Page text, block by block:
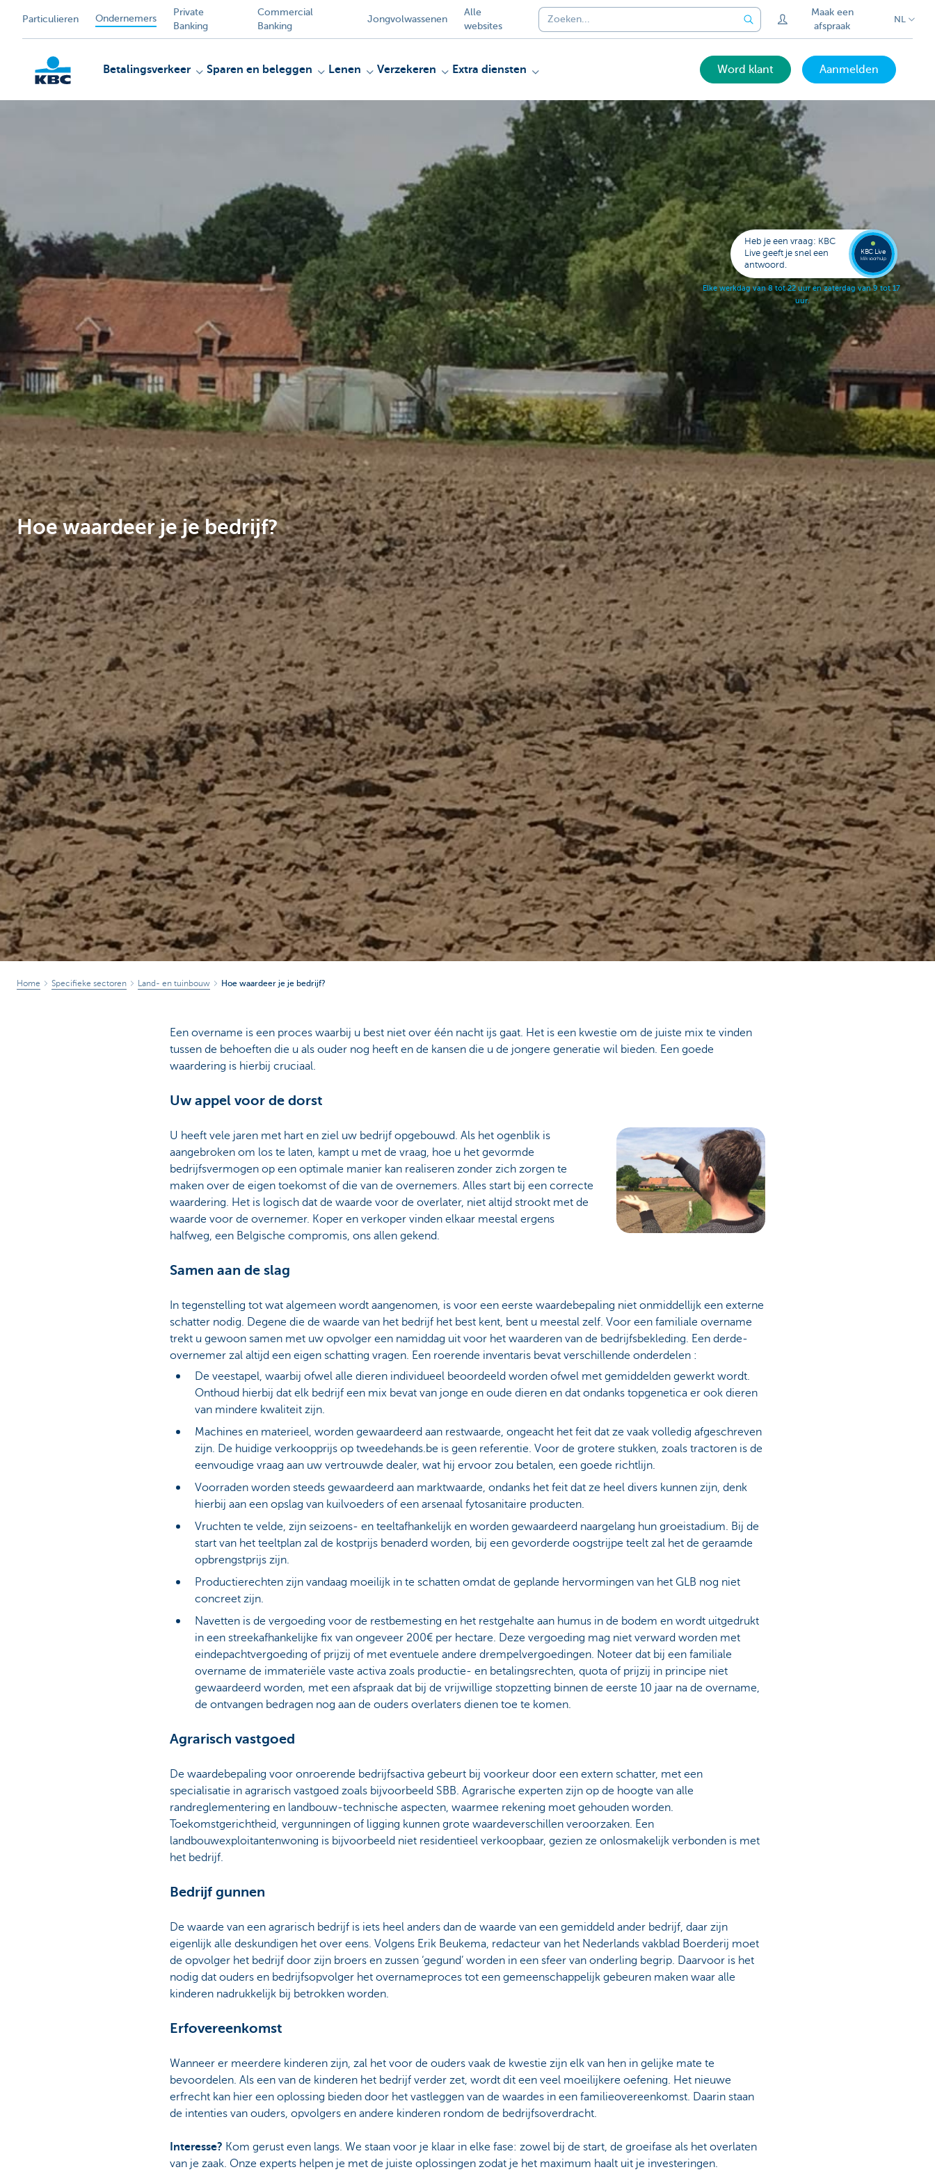
Particulieren Ondernemers
Private
Banking
Commercial
Banking
Jongvolwassenen
Alle
websites
Maak een
afspraak
NL
Ondernemers
Betalingsverkeer Sparen en beleggen Lenen Verzekeren Extra diensten Word klant Aanmelden
Hoe waardeer je je bedrijf?
Home Specifieke sectoren Land- en tuinbouw Hoe waardeer je je bedrijf?
Een overname is een proces waarbij u best niet over één nacht ijs gaat. Het is een kwestie om de juiste mix te vinden
tussen de behoeften die u als ouder nog heeft en de kansen die u de jongere generatie wil bieden. Een goede
waardering is hierbij cruciaal.
Uw appel voor de dorst
U heeft vele jaren met hart en ziel uw bedrijf opgebouwd. Als het ogenblik is
aangebroken om los te laten, kampt u met de vraag, hoe u het gevormde
bedrijfsvermogen op een optimale manier kan realiseren zonder zich zorgen te
maken over de eigen toekomst of die van de overnemers. Alles start bij een correcte
waardering. Het is logisch dat de waarde voor de overlater, niet altijd strookt met de
waarde voor de overnemer. Koper en verkoper vinden elkaar meestal ergens
halfweg, een Belgische compromis, ons allen gekend.
Samen aan de slag
In tegenstelling tot wat algemeen wordt aangenomen, is voor een eerste waardebepaling niet onmiddellijk een externe
schatter nodig. Degene die de waarde van het bedrijf het best kent, bent u meestal zelf. Voor een familiale overname
trekt u gewoon samen met uw opvolger een namiddag uit voor het waarderen van de bedrijfsbekleding. Een derde-
overnemer zal altijd een eigen schatting vragen. Een roerende inventaris bevat verschillende onderdelen :
De veestapel, waarbij ofwel alle dieren individueel beoordeeld worden ofwel met gemiddelden gewerkt wordt.
Onthoud hierbij dat elk bedrijf een mix bevat van jonge en oude dieren en dat ondanks topgenetica er ook dieren
van mindere kwaliteit zijn.
Machines en materieel, worden gewaardeerd aan restwaarde, ongeacht het feit dat ze vaak volledig afgeschreven
zijn. De huidige verkoopprijs op tweedehands.be is geen referentie. Voor de grotere stukken, zoals tractoren is de
eenvoudige vraag aan uw vertrouwde dealer, wat hij ervoor zou betalen, een goede richtlijn.
Voorraden worden steeds gewaardeerd aan marktwaarde, ondanks het feit dat ze heel divers kunnen zijn, denk
hierbij aan een opslag van kuilvoeders of een arsenaal fytosanitaire producten.
Vruchten te velde, zijn seizoens- en teeltafhankelijk en worden gewaardeerd naargelang hun groeistadium. Bij de
start van het teeltplan zal de kostprijs benaderd worden, bij een gevorderde oogstrijpe teelt zal het de geraamde
opbrengstprijs zijn.
Productierechten zijn vandaag moeilijk in te schatten omdat de geplande hervormingen van het GLB nog niet
concreet zijn.
Navetten is de vergoeding voor de restbemesting en het restgehalte aan humus in de bodem en wordt uitgedrukt
in een streekafhankelijke fix van ongeveer 200€ per hectare. Deze vergoeding mag niet verward worden met
eindepachtvergoeding of prijzij of met eventuele andere drempelvergoedingen. Noteer dat bij een familiale
overname de immateriële vaste activa zoals productie- en betalingsrechten, quota of prijzij in principe niet
gewaardeerd worden, met een afspraak dat bij de vrijwillige stopzetting binnen de eerste 10 jaar na de overname,
de ontvangen bedragen nog aan de ouders overlaters dienen toe te komen.
Agrarisch vastgoed
De waardebepaling voor onroerende bedrijfsactiva gebeurt bij voorkeur door een extern schatter, met een
specialisatie in agrarisch vastgoed zoals bijvoorbeeld SBB. Agrarische experten zijn op de hoogte van alle
randreglementering en landbouw-technische aspecten, waarmee rekening moet gehouden worden.
Toekomstgerichtheid, vergunningen of ligging kunnen grote waardeverschillen veroorzaken. Een
landbouwexploitantenwoning is bijvoorbeeld niet residentieel verkoopbaar, gezien ze onlosmakelijk verbonden is met
het bedrijf.
Bedrijf gunnen
De waarde van een agrarisch bedrijf is iets heel anders dan de waarde van een gemiddeld ander bedrijf, daar zijn
eigenlijk alle deskundigen het over eens. Volgens Erik Beukema, redacteur van het Nederlands vakblad Boerderij moet
de opvolger het bedrijf door zijn broers en zussen ‘gegund’ worden in een sfeer van onderling begrip. Daarvoor is het
nodig dat ouders en bedrijfsopvolger het overnameproces tot een gemeenschappelijk gebeuren maken waar alle
kinderen nadrukkelijk bij betrokken worden.
Erfovereenkomst
Wanneer er meerdere kinderen zijn, zal het voor de ouders vaak de kwestie zijn elk van hen in gelijke mate te
bevoordelen. Als een van de kinderen het bedrijf verder zet, wordt dit een veel moeilijkere oefening. Het nieuwe
erfrecht kan hier een oplossing bieden door het vastleggen van de waardes in een familieovereenkomst. Daarin staan
de intenties van ouders, opvolgers en andere kinderen rondom de bedrijfsoverdracht.
Interesse? Kom gerust even langs. We staan voor je klaar in elke fase: zowel bij de start, de groeifase als het overlaten
van je zaak. Onze experts helpen je met de juiste oplossingen zodat je het maximum haalt uit je investeringen.
Heb je een vraag: KBC
Live geeft je snel een
antwoord.
Elke werkdag van 8 tot 22 uur en zaterdag van 9 tot 17
uur.
KBC Live
klik voor hulp
152
153